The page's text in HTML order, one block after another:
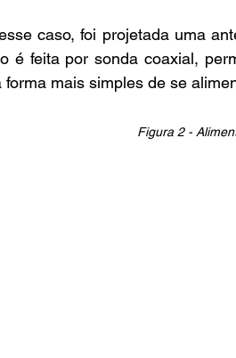
é feita por sonda coaxial,
forma mais simples de se
Figura 2 -